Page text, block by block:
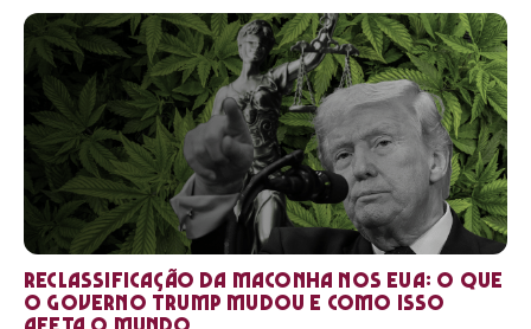
Reclassificação da maconha nos EUA: o que
o governo Trump mudou e como isso